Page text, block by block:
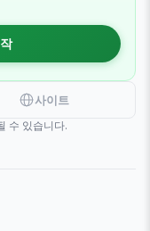
사이트
수 있습니다.